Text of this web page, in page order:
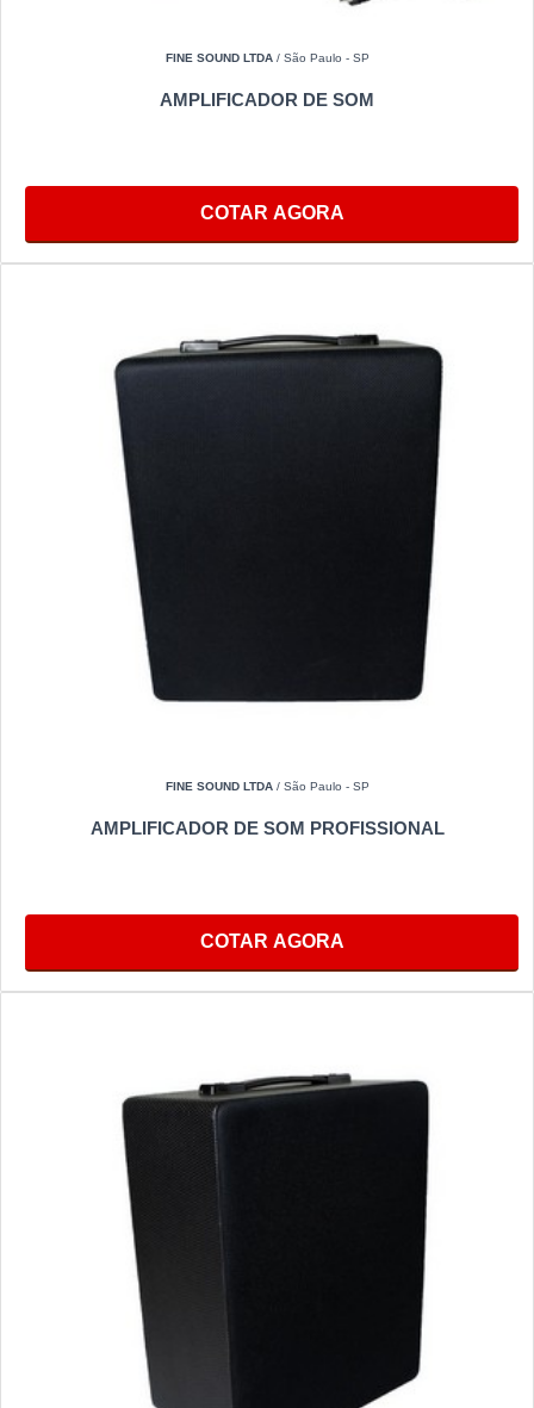
FINE SOUND LTDA/ São Paulo - SP
AMPLIFICADOR DE SOM
COTAR AGORA
FINE SOUND LTDA/ São Paulo - SP
AMPLIFICADOR DE SOM PROFISSIONAL
COTAR AGORA